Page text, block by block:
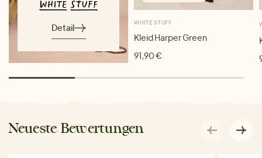
Detail WHITE STUFF
Kleid Harper Green
91,90 €
Neueste Bewertungen